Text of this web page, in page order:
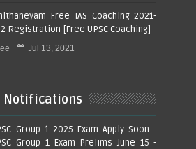
Free IAS Coaching 2021-
Registration [Free UPSC Coaching]
Jul 13, 2021
Notifications
Group 1 2025 Exam Apply Soon -
Group 1 Exam Prelims June 15 -